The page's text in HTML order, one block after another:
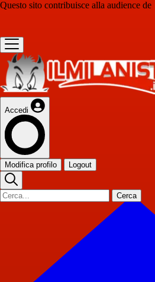
Questo sito contribuisce alla audience de
Accedi
Modifica profilo Logout
Cerca